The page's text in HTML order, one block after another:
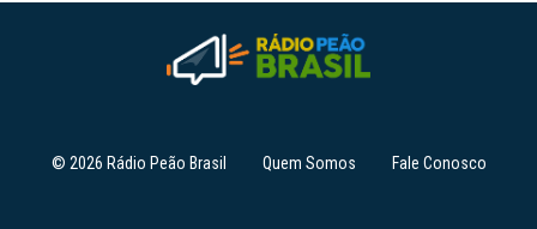
© 2026 Rádio Peão Brasil Quem Somos Fale Conosco